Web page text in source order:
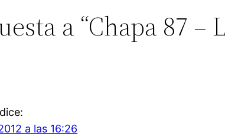
a “Chapa 87
dice:
a las 16:26